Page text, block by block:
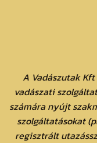
A Vadászutak
vadászati
számára nyújt
szolgáltatásokat
regisztrált